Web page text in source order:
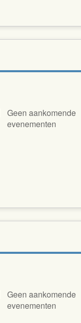
Geen aankomende
evenementen
Geen aankomende
evenementen